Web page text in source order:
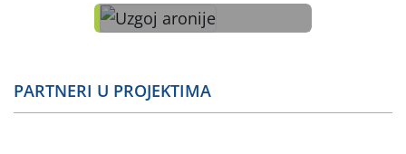
PARTNERI U PROJEKTIMA